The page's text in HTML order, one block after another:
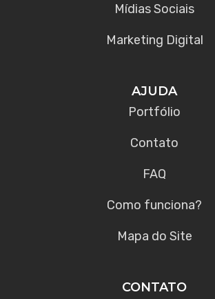
Mídias Sociais
Marketing Digital
AJUDA
Portfólio
Contato
FAQ
Como funciona?
Mapa do Site
CONTATO